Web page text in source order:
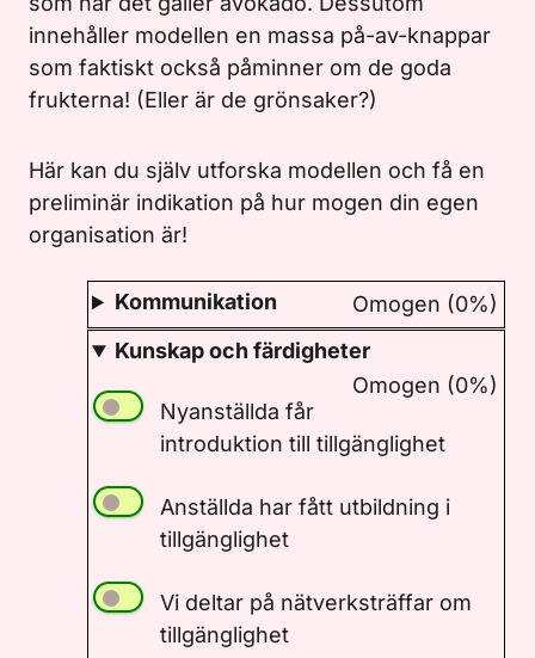
innehåller modellen en massa på-av-knappar
som faktiskt också påminner om de goda
frukterna! (Eller är de grönsaker?)
Här kan du själv utforska modellen och få en
preliminär indikation på hur mogen din egen
organisation är!
Kommunikation
Omogen (0%)
Kunskap och färdigheter
Omogen (0%)
Nyanställda får
introduktion till tillgänglighet
Anställda har fått utbildning i
tillgänglighet
Vi deltar på nätverksträffar om
tillgänglighet